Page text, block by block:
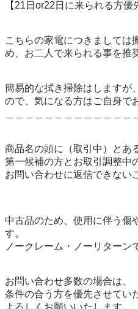
【21日or22日に来られる方優
こちらの家電につきましては
め、お二人で来られる事を推
簡易的な拭き掃除はしますが
ので、気になる方はご自身で
商品名の頭に（取引中）とあ
第一候補の方とお取引調整中
お問い合わせに返信できない
中古品のため、使用に伴う傷
す。
ノークレーム・ノーリターン
お問い合わせ多数の場合は、
条件の合う方を優先させてい
よろしくお願いいたします。